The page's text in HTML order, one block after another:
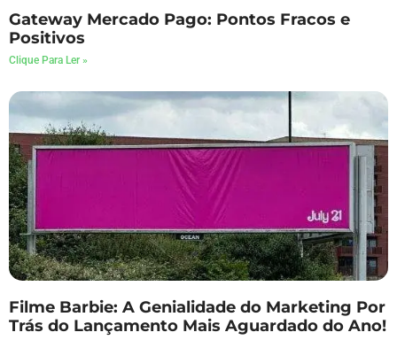
Gateway Mercado Pago: Pontos Fracos e
Positivos
Clique Para Ler »
Filme Barbie: A Genialidade do Marketing Por
Trás do Lançamento Mais Aguardado do Ano!